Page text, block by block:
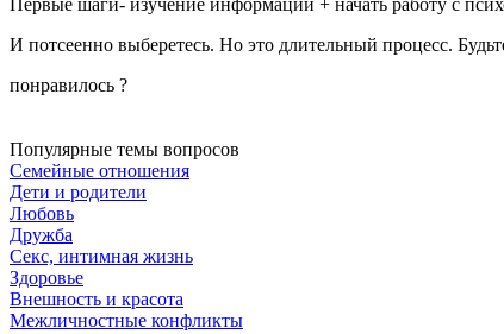
И потсеенно выберетесь. Но это длительный процесс.
понравилось ?
Популярные темы вопросов
Семейные отношения
Дети и родители
Любовь
Дружба
Секс, интимная жизнь
Здоровье
Внешность и красота
Межличностные конфликты